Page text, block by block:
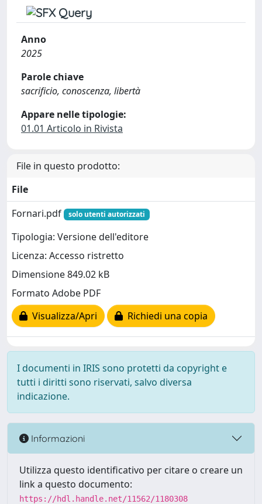
Anno
2025
Parole chiave
sacrificio, conoscenza, libertà
Appare nelle tipologie:
01.01 Articolo in Rivista
File in questo prodotto:
File
Fornari.pdf
solo utenti autorizzati
Tipologia: Versione dell'editore
Licenza: Accesso ristretto
Dimensione 849.02 kB
Formato Adobe PDF
Visualizza/Apri
Richiedi una copia
I documenti in IRIS sono protetti da copyright e
tutti i diritti sono riservati, salvo diversa
indicazione.
Informazioni
Utilizza questo identificativo per citare o creare un
link a questo documento:
https://hdl.handle.net/11562/1180308